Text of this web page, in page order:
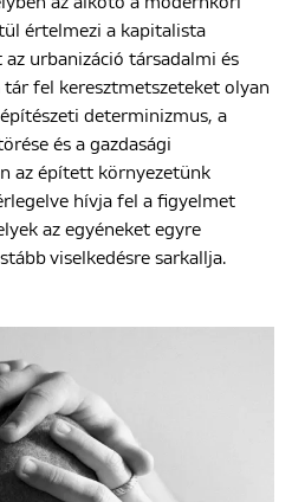
értelmezi a kapitalista
urbanizáció társadalmi és
fel keresztmetszeteket olyan
determinizmus, a
és a gazdasági
az épített környezetünk
hívja fel a figyelmet
az egyéneket egyre
viselkedésre sarkallja.